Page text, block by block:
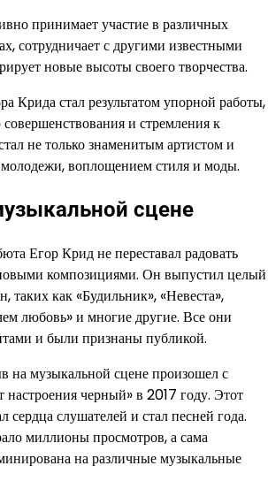
принимает участие в различных
сотрудничает с другими известными
новые высоты своего творчества.
Крида стал результатом упорной работы,
совершенствования и стремления к
не только знаменитым артистом и
воплощением стиля и моды.
сцене
Егор Крид не переставал радовать
композициями. Он выпустил целый
таких как «Будильник», «Невеста»,
любовь» и многие другие. Все они
и были признаны публикой.
на музыкальной сцене произошел с
черный» в 2017 году. Этот
сердца слушателей и стал песней года.
миллионы просмотров, а сама
на различные музыкальные